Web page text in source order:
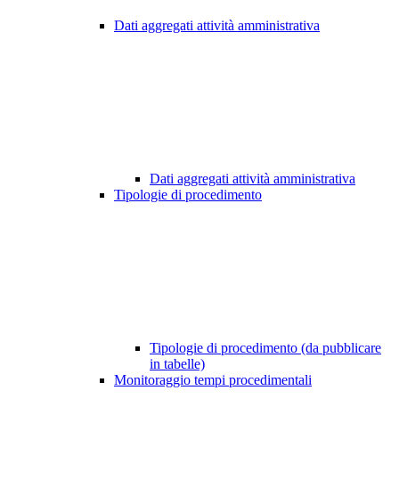
Dati aggregati attività amministrativa
Dati aggregati attività amministrativa
Tipologie di procedimento
Tipologie di procedimento (da pubblicare
in tabelle)
Monitoraggio tempi procedimentali